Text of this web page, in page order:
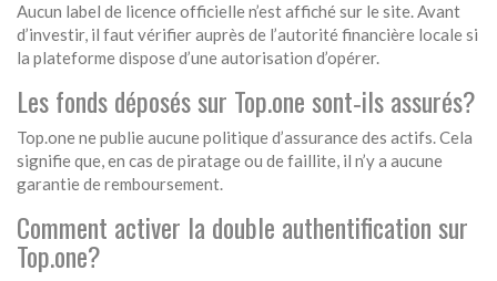
Aucun label de licence officielle n’est affiché sur le site. Avant
d’investir, il faut vérifier auprès de l’autorité financière locale si
la plateforme dispose d’une autorisation d’opérer.
Les fonds déposés sur Top.one sont‑ils assurés?
Top.one ne publie aucune politique d’assurance des actifs. Cela
signifie que, en cas de piratage ou de faillite, il n’y a aucune
garantie de remboursement.
Comment activer la double authentification sur
Top.one?